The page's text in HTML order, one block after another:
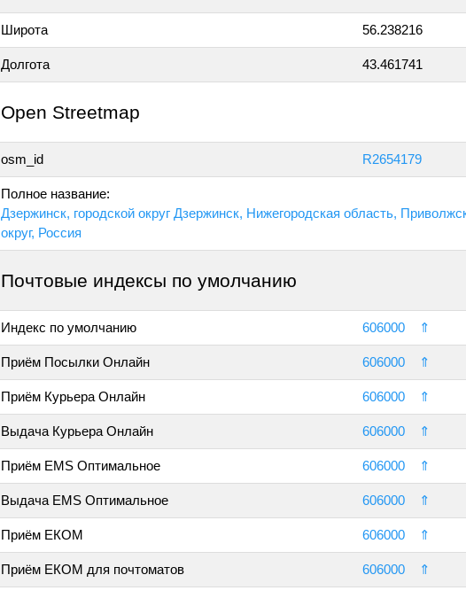
Широта 56.238216
Долгота 43.461741
Open Streetmap
osm_id R2654179
Полное название:
Дзержинск, городской округ Дзержинск, Нижегородская область,
округ, Россия
Почтовые индексы по умолчанию
Индекс по умолчанию 606000 ⇑
Приём Посылки Онлайн 606000 ⇑
Приём Курьера Онлайн 606000 ⇑
Выдача Курьера Онлайн 606000 ⇑
Приём EMS Оптимальное 606000 ⇑
Выдача EMS Оптимальное 606000 ⇑
Приём ЕКОМ 606000 ⇑
Приём ЕКОМ для почтоматов 606000 ⇑